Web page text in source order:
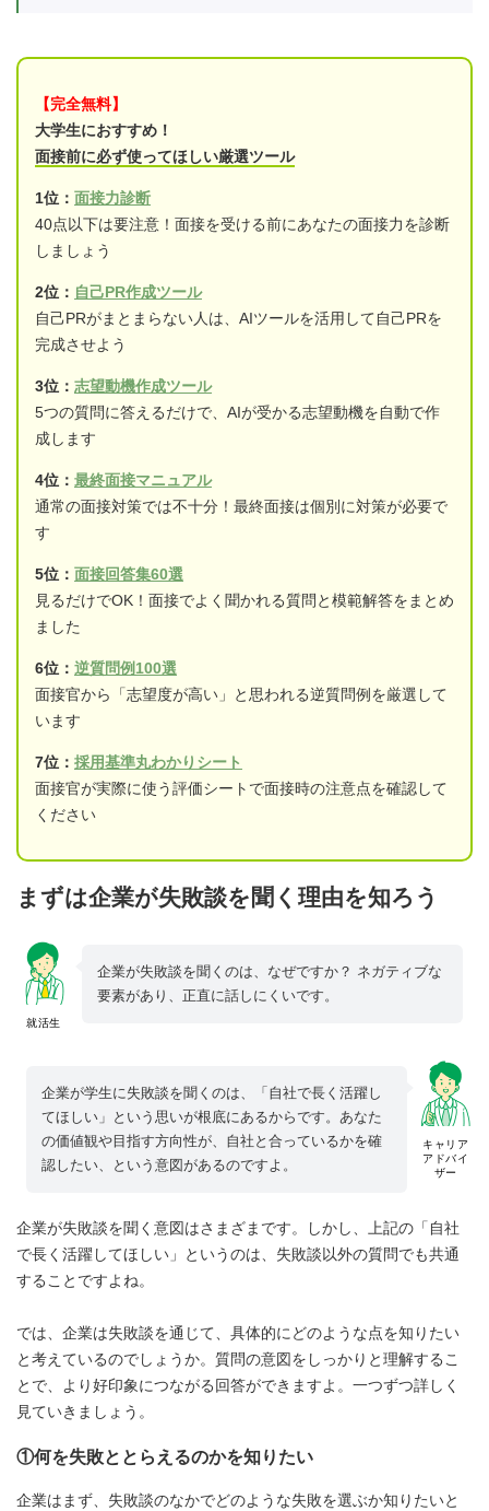
【完全無料】
大学生におすすめ！
面接前に必ず使ってほしい厳選ツール
1位： 面接力診断
40点以下は要注意！面接を受ける前にあなたの面接力を診断
しましょう
2位： 自己PR作成ツール
自己PRがまとまらない人は、AIツールを活用して自己PRを
完成させよう
3位： 志望動機作成ツール
5つの質問に答えるだけで、AIが受かる志望動機を自動で作
成します
4位： 最終面接マニュアル
通常の面接対策では不十分！最終面接は個別に対策が必要で
す
5位： 面接回答集60選
見るだけでOK！面接でよく聞かれる質問と模範解答をまとめ
ました
6位： 逆質問例100選
面接官から「志望度が高い」と思われる逆質問例を厳選して
います
7位： 採用基準丸わかりシート
面接官が実際に使う評価シートで面接時の注意点を確認して
ください
まずは企業が失敗談を聞く理由を知ろう
就活生
企業が失敗談を聞くのは、なぜですか？ ネガティブな
要素があり、正直に話しにくいです。
キャリア
アドバイ
ザー
企業が学生に失敗談を聞くのは、「自社で長く活躍し
てほしい」という思いが根底にあるからです。あなた
の価値観や目指す方向性が、自社と合っているかを確
認したい、という意図があるのですよ。
企業が失敗談を聞く意図はさまざまです。しかし、上記の「自社
で長く活躍してほしい」というのは、失敗談以外の質問でも共通
することですよね。
では、企業は失敗談を通じて、具体的にどのような点を知りたい
と考えているのでしょうか。質問の意図をしっかりと理解するこ
とで、より好印象につながる回答ができますよ。一つずつ詳しく
見ていきましょう。
①何を失敗ととらえるのかを知りたい
企業はまず、失敗談のなかでどのような失敗を選ぶか知りたいと